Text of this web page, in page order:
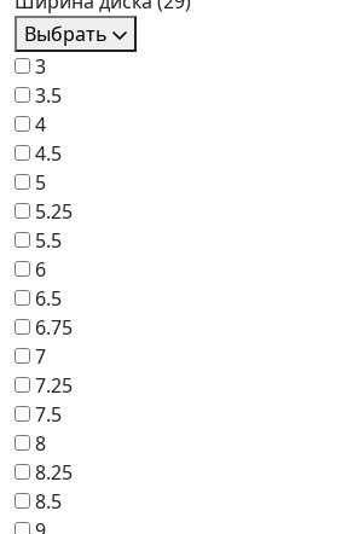
Выбрать
3
3.5
4
4.5
5
5.25
5.5
6
6.5
6.75
7
7.25
7.5
8
8.25
8.5